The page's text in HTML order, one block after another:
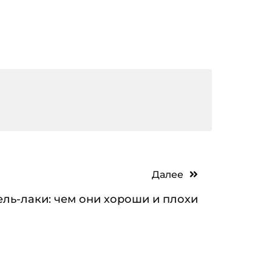
Далее
лаки: чем они хороши и плохи